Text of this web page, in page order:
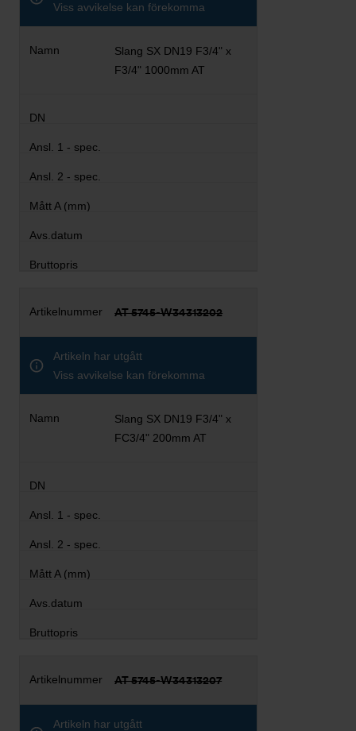
Viss avvikelse kan förekomma
Slang SX DN19 F3/4" x
F3/4" 1000mm AT
AT 5745-W34313202
Artikeln har utgått
Viss avvikelse kan förekomma
Slang SX DN19 F3/4" x
FC3/4" 200mm AT
AT 5745-W34313207
Artikeln har utgått